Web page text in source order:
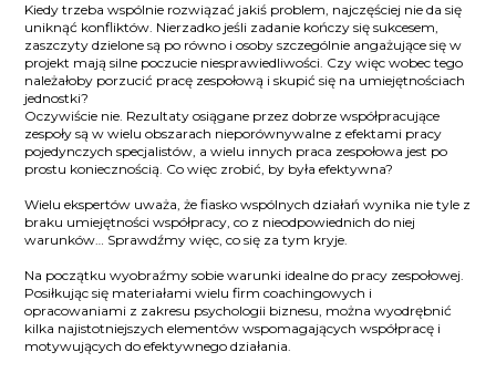
Kiedy trzeba wspólnie rozwiązać jakiś problem, najczęściej nie da się
uniknąć konfliktów. Nierzadko jeśli zadanie kończy się sukcesem,
zaszczyty dzielone są po równo i osoby szczególnie angażujące się w
projekt mają silne poczucie niesprawiedliwości. Czy więc wobec tego
należałoby porzucić pracę zespołową i skupić się na umiejętnościach
jednostki?
Oczywiście nie. Rezultaty osiągane przez dobrze współpracujące
zespoły są w wielu obszarach nieporównywalne z efektami pracy
pojedynczych specjalistów, a wielu innych praca zespołowa jest po
prostu koniecznością. Co więc zrobić, by była efektywna?
Wielu ekspertów uważa, że fiasko wspólnych działań wynika nie tyle z
braku umiejętności współpracy, co z nieodpowiednich do niej
warunków… Sprawdźmy więc, co się za tym kryje.
Na początku wyobraźmy sobie warunki idealne do pracy zespołowej.
Posiłkując się materiałami wielu firm coachingowych i
opracowaniami z zakresu psychologii biznesu, można wyodrębnić
kilka najistotniejszych elementów wspomagających współpracę i
motywujących do efektywnego działania.